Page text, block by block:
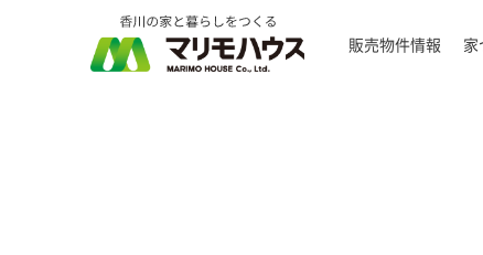
販売物件情報